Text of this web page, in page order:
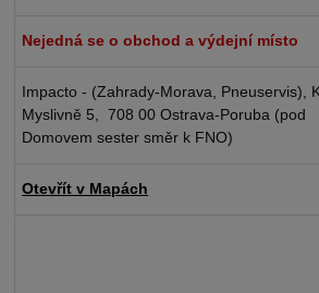
Nejedná se o obchod a výdejní místo
Impacto - (Zahrady-Morava, Pneuservis),
Myslivně 5, 708 00 Ostrava-Poruba (pod
Domovem sester směr k FNO)
Otevřít v Mapách